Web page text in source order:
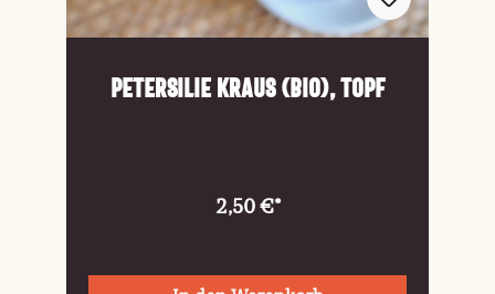
Petersilie kraus (Bio), Topf
2,50 €*